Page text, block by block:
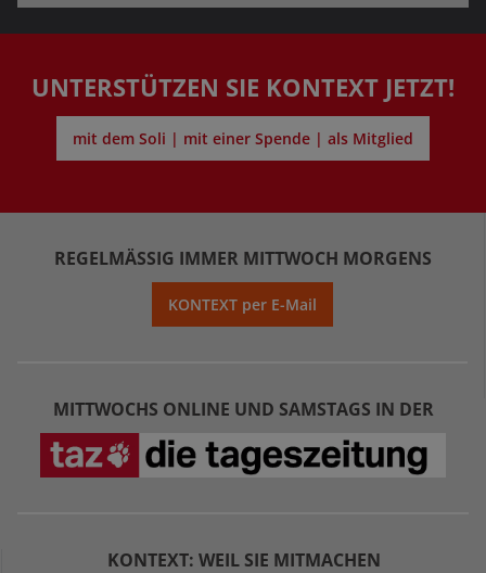
UNTERSTÜTZEN SIE KONTEXT JETZT!
mit dem Soli | mit einer Spende | als Mitglied
REGELMÄSSIG IMMER MITTWOCH MORGENS
KONTEXT per E-Mail
MITTWOCHS ONLINE UND SAMSTAGS IN DER
KONTEXT: WEIL SIE MITMACHEN